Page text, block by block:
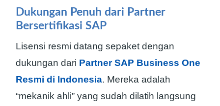
Dukungan Penuh dari Partner
Bersertifikasi SAP
Lisensi resmi datang sepaket dengan
dukungan dari Partner SAP Business One
Resmi di Indonesia. Mereka adalah
“mekanik ahli” yang sudah dilatih langsung